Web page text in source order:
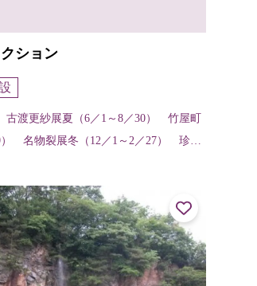
ション
渡更紗展夏（6／1～8／30） 竹屋町
） 名物裂展冬（12／1～2／27） 珍し